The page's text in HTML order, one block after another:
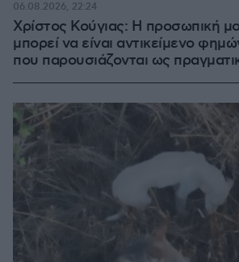
Χρίστος Κούγιας: Η προσωπική
μπορεί να είναι αντικείμενο
που παρουσιάζονται ως
06.08.2026, 22:24